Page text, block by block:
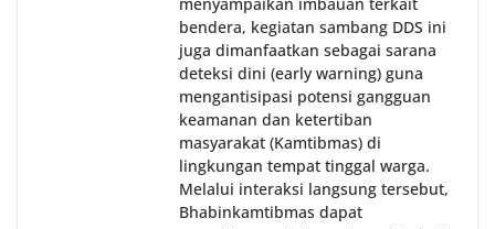
bendera, kegiatan sambang DDS ini
juga dimanfaatkan sebagai sarana
deteksi dini (early warning) guna
mengantisipasi potensi gangguan
keamanan dan ketertiban
masyarakat (Kamtibmas) di
lingkungan tempat tinggal warga.
Melalui interaksi langsung tersebut,
Bhabinkamtibmas dapat